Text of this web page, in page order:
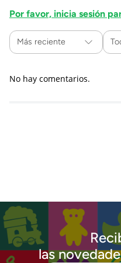
Por favor, inicia sesión
Más reciente
No hay comentarios.
las